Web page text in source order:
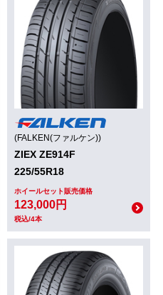
(FALKEN(ファルケン))
ZIEX ZE914F
225/55R18
ホイールセット販売価格
123,000円
税込/4本